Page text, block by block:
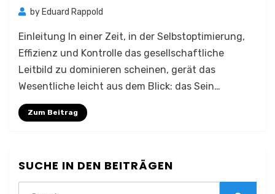
by Eduard Rappold
Einleitung In einer Zeit, in der Selbstoptimierung,
Effizienz und Kontrolle das gesellschaftliche
Leitbild zu dominieren scheinen, gerät das
Wesentliche leicht aus dem Blick: das Sein…
Zum Beitrag
SUCHE IN DEN BEITRÄGEN